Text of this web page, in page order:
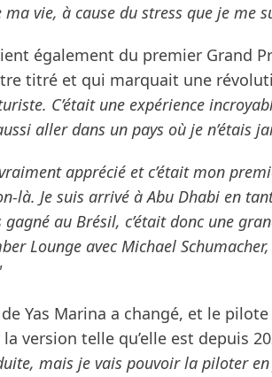
vie, à cause du stress que je me
également du premier Grand
titré et qui marquait une
C’était une expérience
aller dans un pays où je n’étais
apprécié et c’était mon
là. Je suis arrivé à Abu Dhabi en
gagné au Brésil, c’était donc une
Lounge avec Michael
Yas Marina a changé, et le
version telle qu’elle est depuis
mais je vais pouvoir la piloter